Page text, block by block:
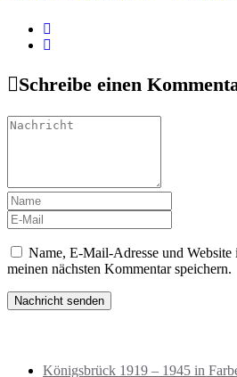
Schreibe einen
Name, E-Mail-Adresse und
meinen nächsten Kommentar speichern.
Königsbrück 1919 – 1945 in